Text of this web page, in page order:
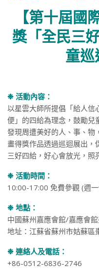
【第十屆國
獎「全民三
童巡
❉ 活動內容：
以星雲大師所提倡「給人信
便」的四給為理念，鼓勵兒
發現周遭美好的人、事、物
畫得獎作品透過巡迴展出，
三好四給，好心會放光，照
❉ 活動時間：
10:00-17:00 免費參觀 (週
❉ 地點：
中國蘇州嘉應會館/嘉應會
地址：江蘇省蘇州市姑蘇區
❉ 連絡人及電話：
+86-0512-6836-2746